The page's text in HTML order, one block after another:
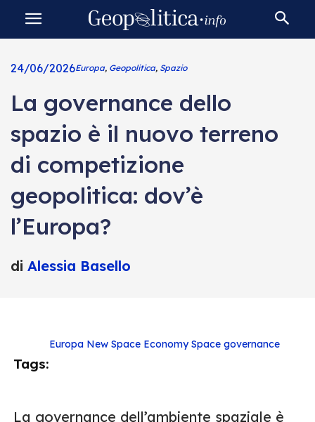
24/06/2026Europa, Geopolitica, Spazio
La governance dello
spazio è il nuovo terreno
di competizione
geopolitica: dov’è
l’Europa?
di Alessia Basello
Tags:
Europa New Space Economy Space governance
La governance dell’ambiente spaziale è